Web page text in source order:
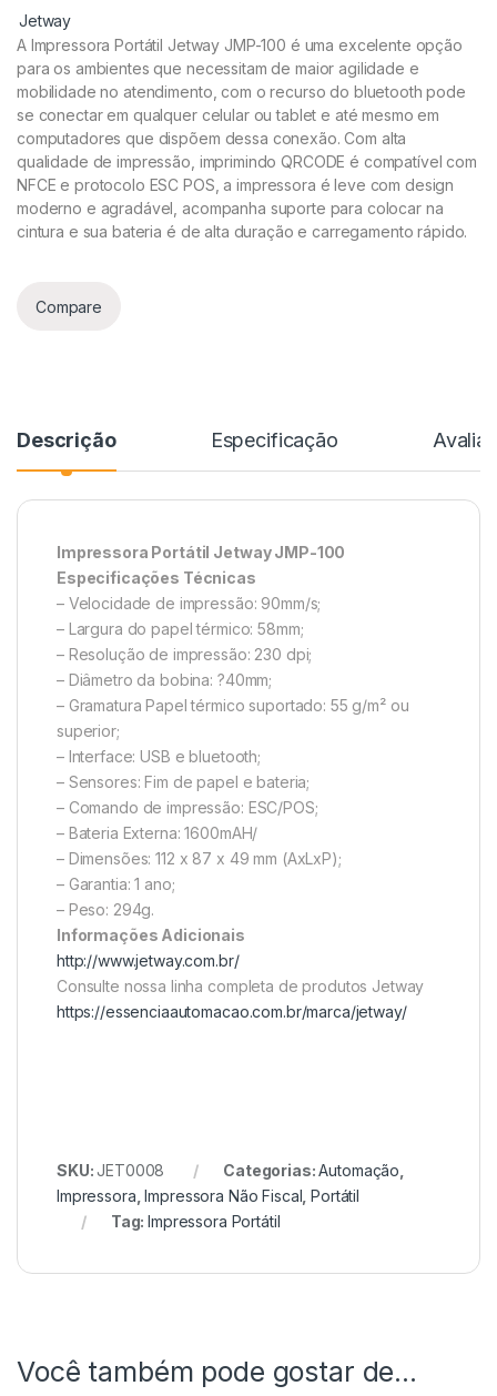
Jetway
A Impressora Portátil Jetway JMP-100 é uma excelente opção
para os ambientes que necessitam de maior agilidade e
mobilidade no atendimento, com o recurso do bluetooth pode
se conectar em qualquer celular ou tablet e até mesmo em
computadores que dispõem dessa conexão. Com alta
qualidade de impressão, imprimindo QRCODE é compatível com
NFCE e protocolo ESC POS, a impressora é leve com design
moderno e agradável, acompanha suporte para colocar na
cintura e sua bateria é de alta duração e carregamento rápido.
Compare
Descrição Especificação
Impressora Portátil Jetway JMP-100
Especificações Técnicas
– Velocidade de impressão: 90mm/s;
– Largura do papel térmico: 58mm;
– Resolução de impressão: 230 dpi;
– Diâmetro da bobina: ?40mm;
– Gramatura Papel térmico suportado: 55 g/m² ou
superior;
– Interface: USB e bluetooth;
– Sensores: Fim de papel e bateria;
– Comando de impressão: ESC/POS;
– Bateria Externa: 1600mAH/
– Dimensões: 112 x 87 x 49 mm (AxLxP);
– Garantia: 1 ano;
– Peso: 294g.
Informações Adicionais
http://www.jetway.com.br/
Consulte nossa linha completa de produtos Jetway
https://essenciaautomacao.com.br/marca/jetway/
SKU:JET0008 Categorias:Automação
Impressora ,Impressora Não Fiscal ,Portátil
Tag:Impressora Portátil
Você também pode gostar de…